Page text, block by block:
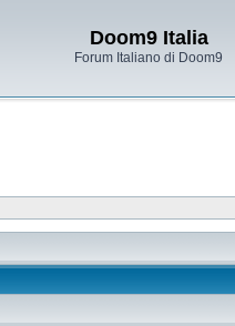
Doom9 Italia
Forum Italiano di Doom9